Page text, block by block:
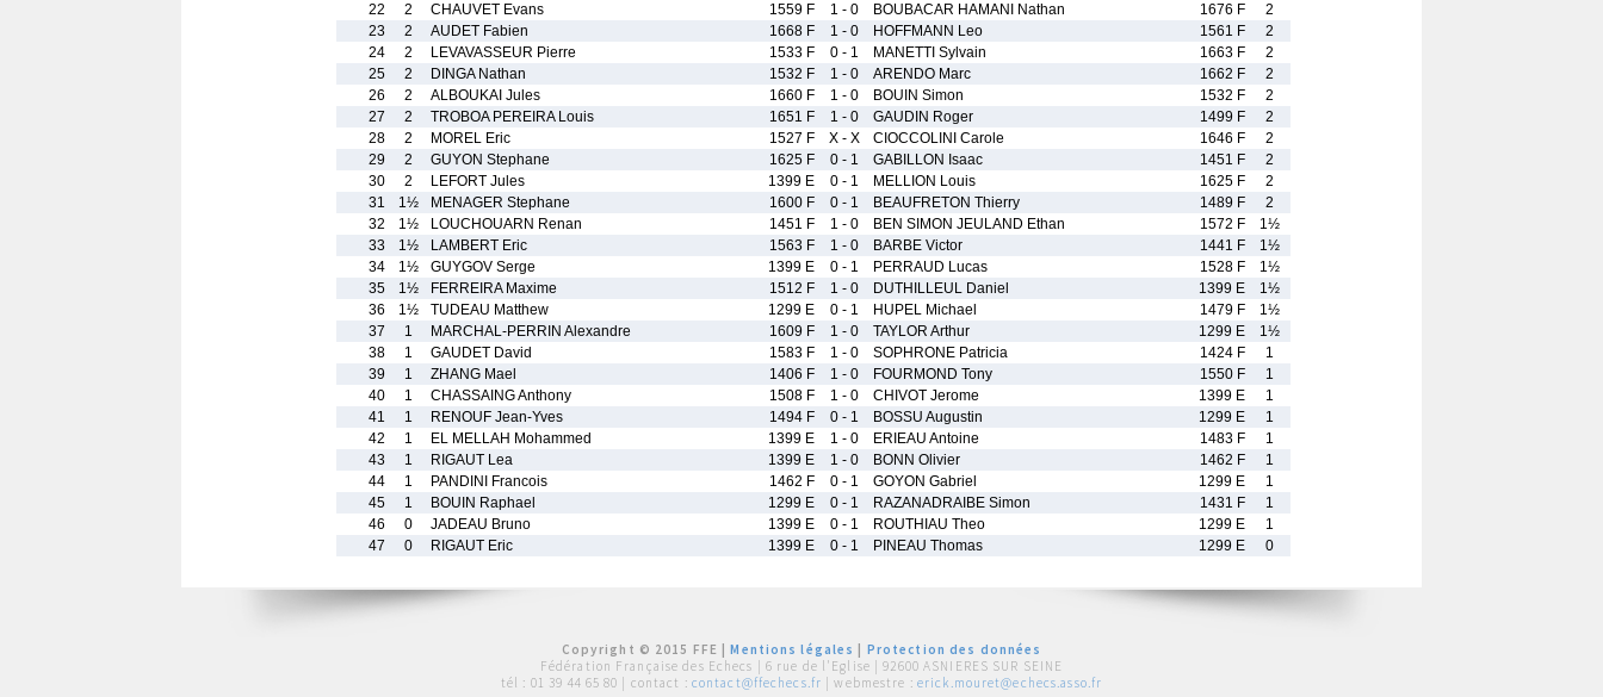
22
2 CHAUVET Evans 1559 F 1 - 0 BOUBACAR HAMANI Nathan 1676 F
2
23
2 AUDET Fabien 1668 F 1 - 0 HOFFMANN Leo 1561 F
2
24
2 LEVAVASSEUR Pierre 1533 F 0 - 1 MANETTI Sylvain 1663 F
2
25
2 DINGA Nathan 1532 F 1 - 0 ARENDO Marc 1662 F
2
26
2 ALBOUKAI Jules 1660 F 1 - 0 BOUIN Simon 1532 F
2
27
2 TROBOA PEREIRA Louis 1651 F 1 - 0 GAUDIN Roger 1499 F
2
28
2 MOREL Eric 1527 F X - X CIOCCOLINI Carole 1646 F
2
29
2 GUYON Stephane 1625 F 0 - 1 GABILLON Isaac 1451 F
2
30
2 LEFORT Jules 1399 E 0 - 1 MELLION Louis 1625 F
2
31
1½ MENAGER Stephane 1600 F 0 - 1 BEAUFRETON Thierry 1489 F
2
32
1½ LOUCHOUARN Renan 1451 F 1 - 0 BEN SIMON JEULAND Ethan 1572 F
1½
33
1½ LAMBERT Eric 1563 F 1 - 0 BARBE Victor 1441 F
1½
34
1½ GUYGOV Serge 1399 E 0 - 1 PERRAUD Lucas 1528 F
1½
35
1½ FERREIRA Maxime 1512 F 1 - 0 DUTHILLEUL Daniel 1399 E
1½
36
1½ TUDEAU Matthew 1299 E 0 - 1 HUPEL Michael 1479 F
1½
37
1 MARCHAL-PERRIN Alexandre 1609 F 1 - 0 TAYLOR Arthur 1299 E
1½
38
1 GAUDET David 1583 F 1 - 0 SOPHRONE Patricia 1424 F
1
39
1 ZHANG Mael 1406 F 1 - 0 FOURMOND Tony 1550 F
1
40
1 CHASSAING Anthony 1508 F 1 - 0 CHIVOT Jerome 1399 E
1
41
1 RENOUF Jean-Yves 1494 F 0 - 1 BOSSU Augustin 1299 E
1
42
1 EL MELLAH Mohammed 1399 E 1 - 0 ERIEAU Antoine 1483 F
1
43
1 RIGAUT Lea 1399 E 1 - 0 BONN Olivier 1462 F
1
44
1 PANDINI Francois 1462 F 0 - 1 GOYON Gabriel 1299 E
1
45
1 BOUIN Raphael 1299 E 0 - 1 RAZANADRAIBE Simon 1431 F
1
46
0 JADEAU Bruno 1399 E 0 - 1 ROUTHIAU Theo 1299 E
1
47
0 RIGAUT Eric 1399 E 0 - 1 PINEAU Thomas 1299 E 0
Copyright © 2015 FFE |Mentions légales
Protection des données
Fédération Française des Echecs | 6 rue de l'Eglise | 92600 ASNIERES SUR SEINE
tél : 01 39 44 65 80 | contact : contact@ffechecs.fr | webmestre : erick.mouret@echecs.asso.fr